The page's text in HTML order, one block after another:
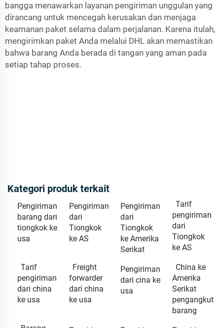
bangga menawarkan layanan pengiriman unggulan yang
dirancang untuk mencegah kerusakan dan menjaga
keamanan paket selama dalam perjalanan. Karena itulah,
mengirimkan paket Anda melalui DHL akan memastikan
bahwa barang Anda berada di tangan yang aman pada
setiap tahap proses.
Kategori produk terkait
Pengiriman
barang dari
tiongkok ke
usa
Pengiriman
dari
Tiongkok
ke AS
Pengiriman
dari
Tiongkok
ke Amerika
Serikat
Tarif
pengiriman
dari
Tiongkok
ke AS
Tarif
pengiriman
dari china
ke usa
Freight
forwarder
dari china
ke usa
Pengiriman
dari cina ke
usa
China ke
Amerika
Serikat
pengangkut
barang